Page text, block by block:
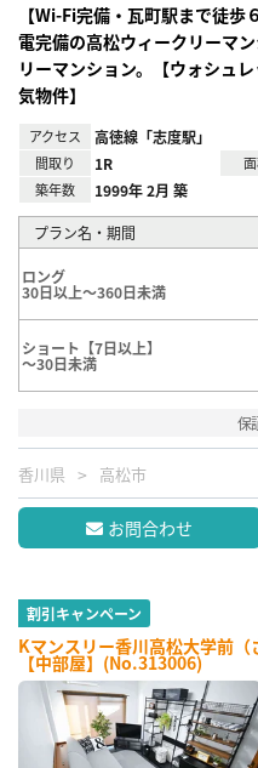
【Wi-Fi完備・瓦町駅まで徒
電完備の高松ウィークリーマ
リーマンション。【ウォシュ
気物件】
アクセス 高徳線「志度駅」
間取り 1R
築年数 1999年 2月 築
プラン名・期間
ロング
30日以上～360日未満
ショート【7日以上】
～30日未満
保
香川県 高松市
お問合わせ
割引キャンペーン
Kマンスリー香川高松大学前
【中部屋】(No.313006)